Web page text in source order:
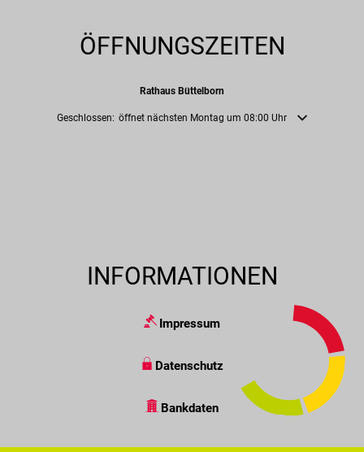
ÖFFNUNGSZEITEN
Rathaus Büttelborn
Klicken, um weitere Öffnungs- oder Schließzeiten auszublenden
Geschlossen: öffnet nächsten Montag um 08:00 Uhr
INFORMATIONEN
Impressum
Datenschutz
Bankdaten